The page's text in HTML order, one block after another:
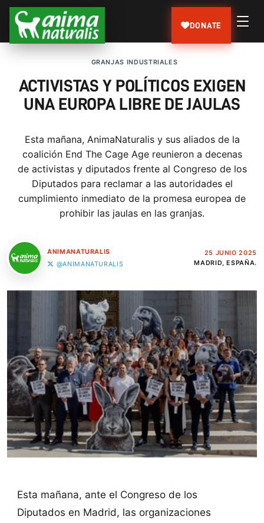
DONATE
GRANJAS INDUSTRIALES
ACTIVISTAS Y POLÍTICOS EXIGEN
UNA EUROPA LIBRE DE JAULAS
Esta mañana, AnimaNaturalis y sus aliados de la
coalición End The Cage Age reunieron a decenas
de activistas y diputados frente al Congreso de los
Diputados para reclamar a las autoridades el
cumplimiento inmediato de la promesa europea de
prohibir las jaulas en las granjas.
ANIMANATURALIS
@ANIMANATURALIS
25 JUNIO 2025
MADRID, ESPAÑA.
Esta mañana, ante el Congreso de los
Diputados en Madrid, las organizaciones